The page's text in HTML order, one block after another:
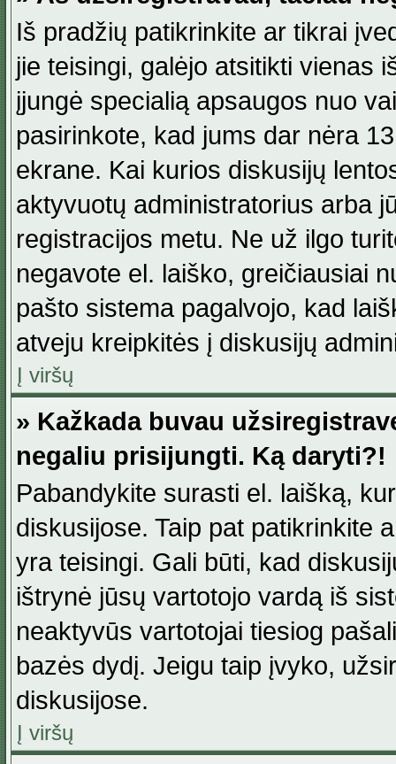
Iš pradžių patikrinkite ar tikrai
jie teisingi, galėjo atsitikti vienas
įjungė specialią apsaugos nuo
pasirinkote, kad jums dar nėra
ekrane. Kai kurios diskusijų
aktyvuotų administratorius arba
registracijos metu. Ne už ilgo
negavote el. laiško, greičiausiai
pašto sistema pagalvojo, kad
atveju kreipkitės į diskusijų
Į viršų
» Kažkada buvau
negaliu prisijungti. Ką daryti?!
Pabandykite surasti el. laišką,
diskusijose. Taip pat patikrinkite
yra teisingi. Gali būti, kad
ištrynė jūsų vartotojo vardą iš
neaktyvūs vartotojai tiesiog
bazės dydį. Jeigu taip įvyko,
diskusijose.
Į viršų